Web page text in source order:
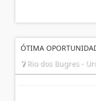
ÓTIMA
Rio dos Bugres -